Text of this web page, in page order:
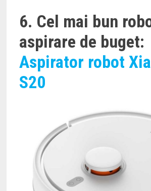
6. Cel mai bun
aspirare de buget:
Aspirator robot
S20